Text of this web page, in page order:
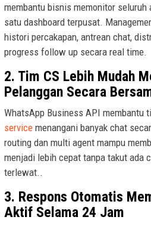
membantu bisnis memonitor
satu dashboard terpusat.
histori percakapan, antrean chat,
progress follow up secara real time.
2. Tim CS Lebih Mudah
Pelanggan Secara
WhatsApp Business API membantu
service menangani banyak chat
routing dan multi agent mampu
menjadi lebih cepat tanpa takut ada
terlewat..
3. Respons Otomatis
Aktif Selama 24 Jam